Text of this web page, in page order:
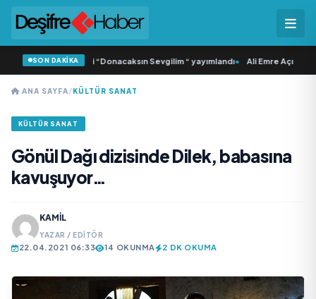
SON DAKİKA
‘dan İkinci Tekli “Donacaksın Sevgilim “ yayımlandı• Ali Emre Açıkgöz
ANA SAYFA/KÜLTÜR SANAT
KÜLTÜR SANAT
Gönül Dağı dizisinde Dilek, babasına
kavuşuyor…
KAMIL
YAZAR / EDITÖR
22.04.2021 06:33 14 OKUNMA 2 DK OKUMA